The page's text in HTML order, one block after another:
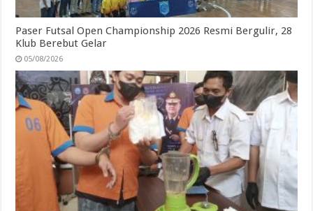
Paser Futsal Open Championship 2026 Resmi Bergulir, 28
Klub Berebut Gelar
05/08/2026